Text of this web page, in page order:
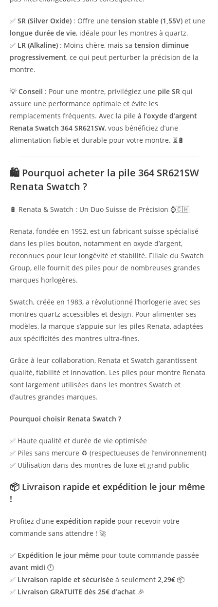
✅ SR (Silver Oxide) : Offre une tension stable (1,55V) et une
longue durée de vie, idéale pour les montres à quartz.
✅ LR (Alkaline) : Moins chère, mais sa tension diminue
progressivement, ce qui peut perturber la précision de la
montre.
💡 Conseil : Pour une montre, privilégiez une pile SR qui
assure une performance optimale et évite les
remplacements fréquents. Avec la pile à l’oxyde d’argent
Renata Swatch 364 SR621SW, vous bénéficiez d’une
alimentation fiable et durable pour votre montre. ⏳🔋
🛍️ Pourquoi acheter la pile 364 SR621SW
Renata Swatch ?
🔋 Renata & Swatch : Un Duo Suisse de Précision ⌚🇨🇭
Renata, fondée en 1952, est un fabricant suisse spécialisé
dans les piles bouton, notamment en oxyde d’argent,
reconnues pour leur longévité et stabilité. Filiale du Swatch
Group, elle fournit des piles pour de nombreuses grandes
marques horlogères.
Swatch, créée en 1983, a révolutionné l’horlogerie avec ses
montres quartz accessibles et design. Pour alimenter ses
modèles, la marque s’appuie sur les piles Renata, adaptées
aux spécificités des montres ultra-fines.
Grâce à leur collaboration, Renata et Swatch garantissent
qualité, fiabilité et innovation. Les piles pour montre Renata
sont largement utilisées dans les montres Swatch et
d’autres grandes marques.
Pourquoi choisir Renata Swatch ?
✅ Haute qualité et durée de vie optimisée
✅ Piles sans mercure ♻️ (respectueuses de l’environnement)
✅ Utilisation dans des montres de luxe et grand public
📦 Livraison rapide et expédition le jour même
!
Profitez d’une expédition rapide pour recevoir votre
commande sans attendre ! 🚀
✅ Expédition le jour même pour toute commande passée
avant midi 🕛
✅ Livraison rapide et sécurisée à seulement 2,29€ 📦
✅ Livraison GRATUITE dès 25€ d’achat 🎉